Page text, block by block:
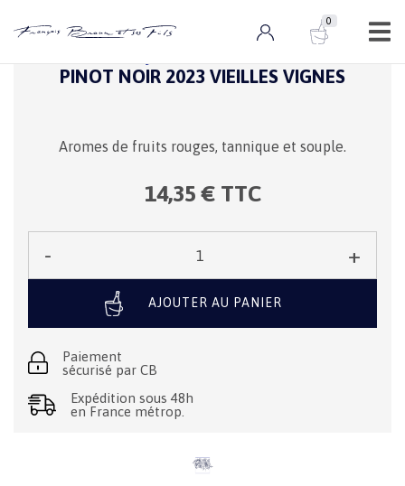
00 ARTICLE
The B by François Braun
PINOT NOIR 2023 VIEILLES VIGNES
Aromes de fruits rouges, tannique et souple.
14,35 € TTC
- +
AJOUTER AU PANIER
Paiement
sécurisé par CB
Expédition sous 48h
en France métrop.